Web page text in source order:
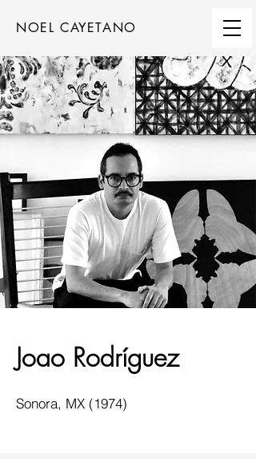
NOEL CAYETANO
Joao Rodríguez
Sonora, MX (1974)